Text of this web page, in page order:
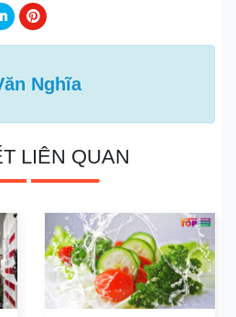
Nghĩa
LIÊN QUAN